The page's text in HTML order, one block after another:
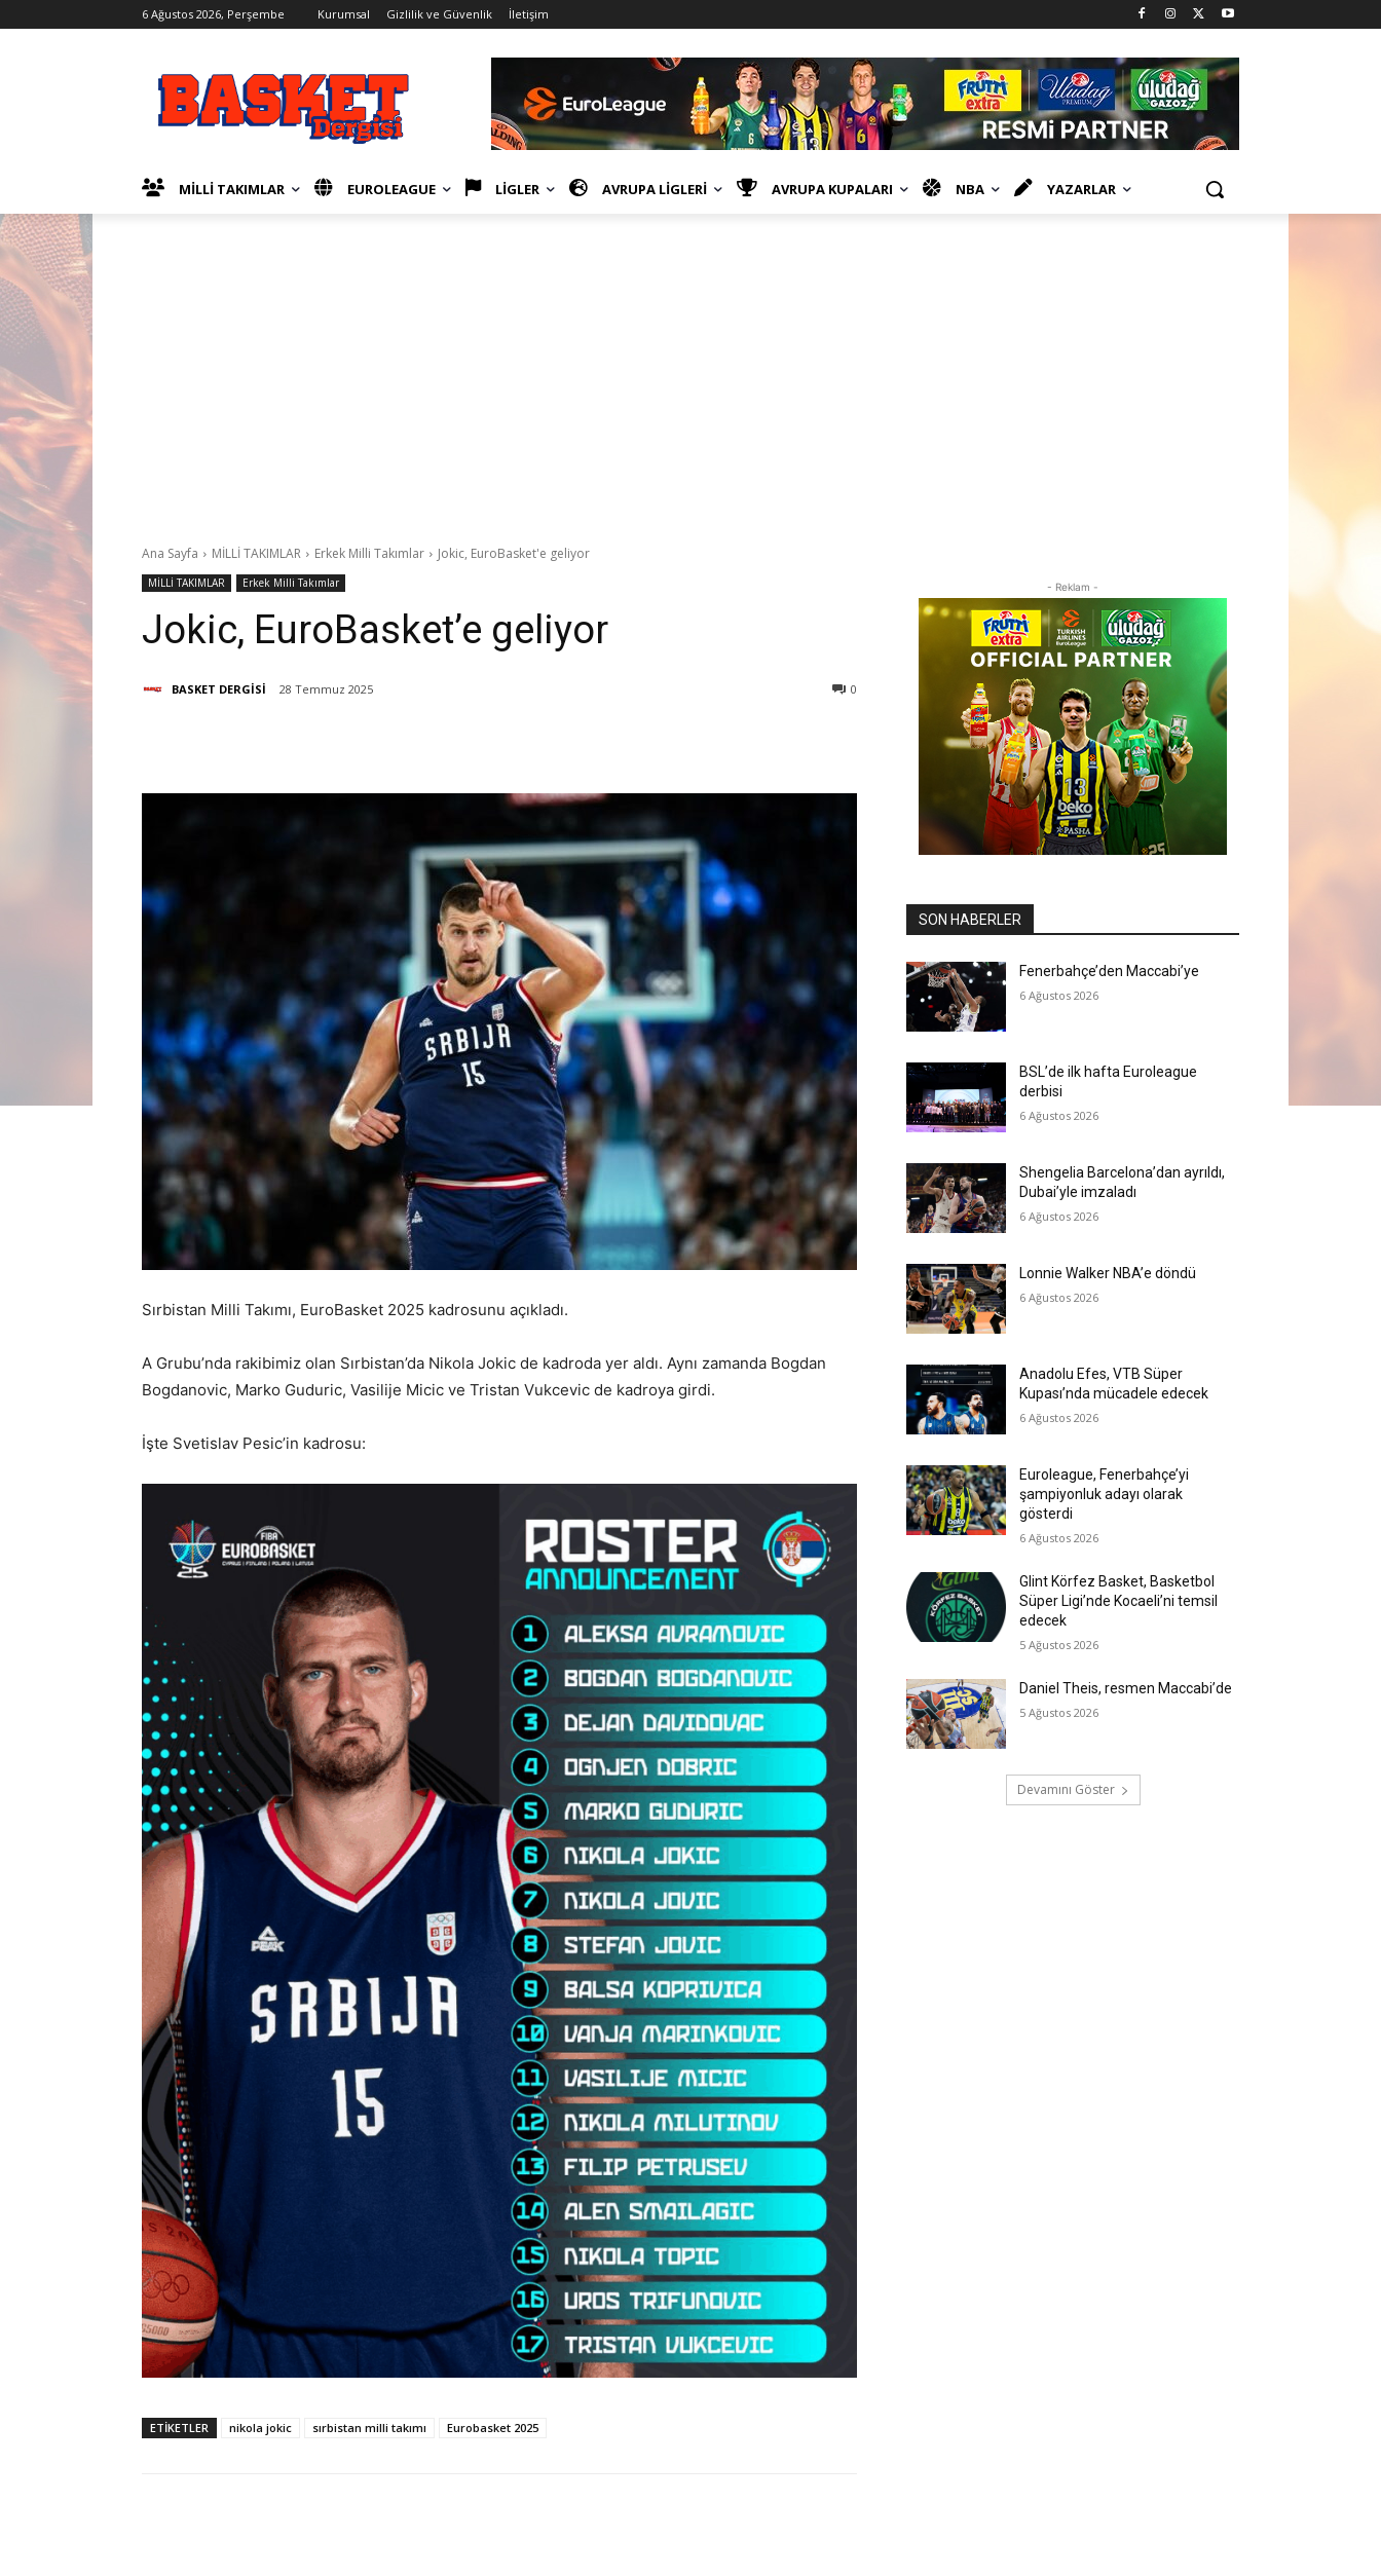
6 Ağustos 2026, Perşembe Kurumsal Gizlilik ve Güvenlik İletişim
MİLLİ TAKIMLAR EUROLEAGUE LİGLER AVRUPA LİGLERİ AVRUPA KUPALARI NBA YAZARLAR
Ana Sayfa MİLLİ TAKIMLAR Erkek Milli Takımlar Jokic, EuroBasket'e geliyor
MİLLİ TAKIMLAR Erkek Milli Takımlar
Jokic, EuroBasket’e geliyor
BASKET DERGİSİ 28 Temmuz 2025 0
Sırbistan Milli Takımı, EuroBasket 2025 kadrosunu açıkladı.
A Grubu’nda rakibimiz olan Sırbistan’da Nikola Jokic de kadroda yer aldı. Aynı zamanda Bogdan
Bogdanovic, Marko Guduric, Vasilije Micic ve Tristan Vukcevic de kadroya girdi.
İşte Svetislav Pesic’in kadrosu:
ETIKETLER nikola jokic sırbistan milli takımı Eurobasket 2025
- Reklam -
SON HABERLER
Fenerbahçe’den Maccabi’ye
6 Ağustos 2026
BSL’de ilk hafta Euroleague
derbisi
6 Ağustos 2026
Shengelia Barcelona’dan ayrıldı,
Dubai’yle imzaladı
6 Ağustos 2026
Lonnie Walker NBA’e döndü
6 Ağustos 2026
Anadolu Efes, VTB Süper
Kupası’nda mücadele edecek
6 Ağustos 2026
Euroleague, Fenerbahçe’yi
şampiyonluk adayı olarak
gösterdi
6 Ağustos 2026
Glint Körfez Basket, Basketbol
Süper Ligi’nde Kocaeli’ni temsil
edecek
5 Ağustos 2026
Daniel Theis, resmen Maccabi’de
5 Ağustos 2026
Devamını Göster